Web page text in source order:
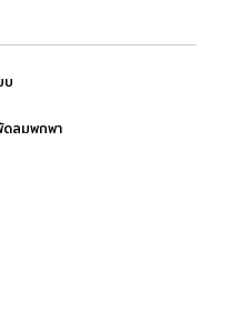
บ
ลมพกพา